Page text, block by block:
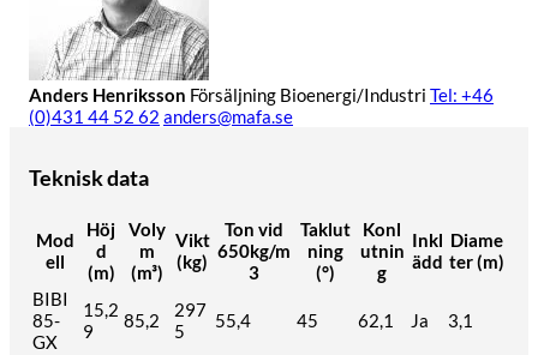
Anders Henriksson Försäljning Bioenergi/Industri Tel: +46
(0)431 44 52 62 anders@mafa.se
Teknisk data
Mod
ell
Höj
d
(m)
Voly
m
(m³)
Vikt
(kg)
Ton vid
650kg/m
3
Taklut
ning
(°)
Konl
utnin
g
Inkl
ädd
Diame
ter (m)
BIBI
85-
GX
15,2
9
85,2
297
5
55,4 45 62,1 Ja 3,1